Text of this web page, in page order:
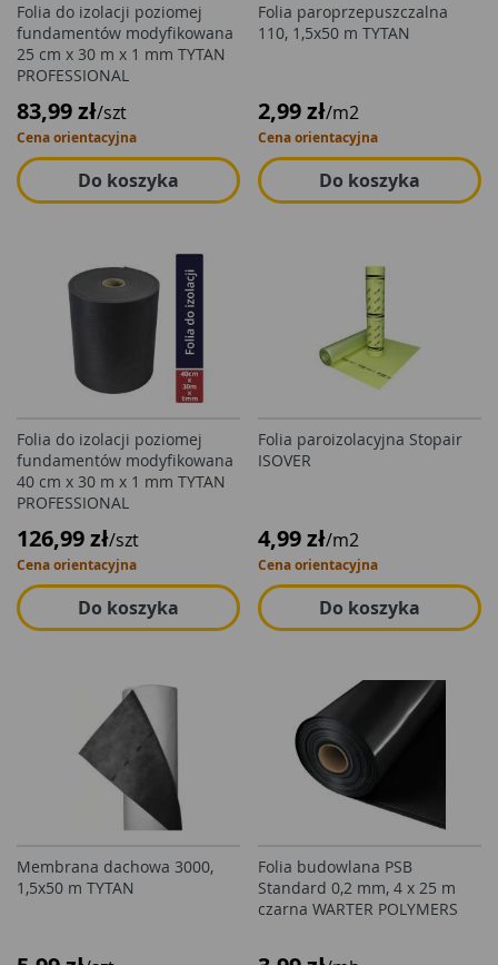
Folia do izolacji poziomej
fundamentów modyfikowana
25 cm x 30 m x 1 mm TYTAN
PROFESSIONAL
83,99 zł/szt
Cena orientacyjna
Do koszyka
Folia paroprzepuszczalna
110, 1,5x50 m TYTAN
2,99 zł/m2
Cena orientacyjna
Do koszyka
Folia do izolacji poziomej
fundamentów modyfikowana
40 cm x 30 m x 1 mm TYTAN
PROFESSIONAL
126,99 zł/szt
Cena orientacyjna
Do koszyka
Folia paroizolacyjna Stopair
ISOVER
4,99 zł/m2
Cena orientacyjna
Do koszyka
Membrana dachowa 3000,
1,5x50 m TYTAN
Folia budowlana PSB
Standard 0,2 mm, 4 x 25 m
czarna WARTER POLYMERS